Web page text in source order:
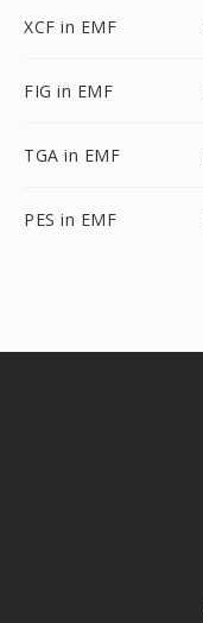
XCF in EMF
FIG in EMF
TGA in EMF
PES in EMF